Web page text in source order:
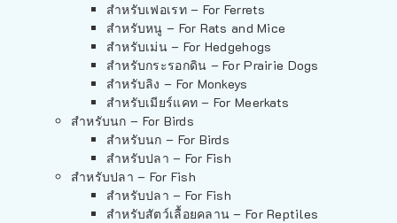
สำหรับเฟอเรท – For Ferrets
สำหรับหนู – For Rats and Mice
สำหรับเม่น – For Hedgehogs
สำหรับกระรอกดิน – For Prairie Dogs
สำหรับลิง – For Monkeys
สำหรับเมียร์แคท – For Meerkats
สำหรับนก – For Birds
สำหรับนก – For Birds
สำหรับปลา – For Fish
สำหรับปลา – For Fish
สำหรับปลา – For Fish
สำหรับสัตว์เลื้อยคลาน – For Reptiles